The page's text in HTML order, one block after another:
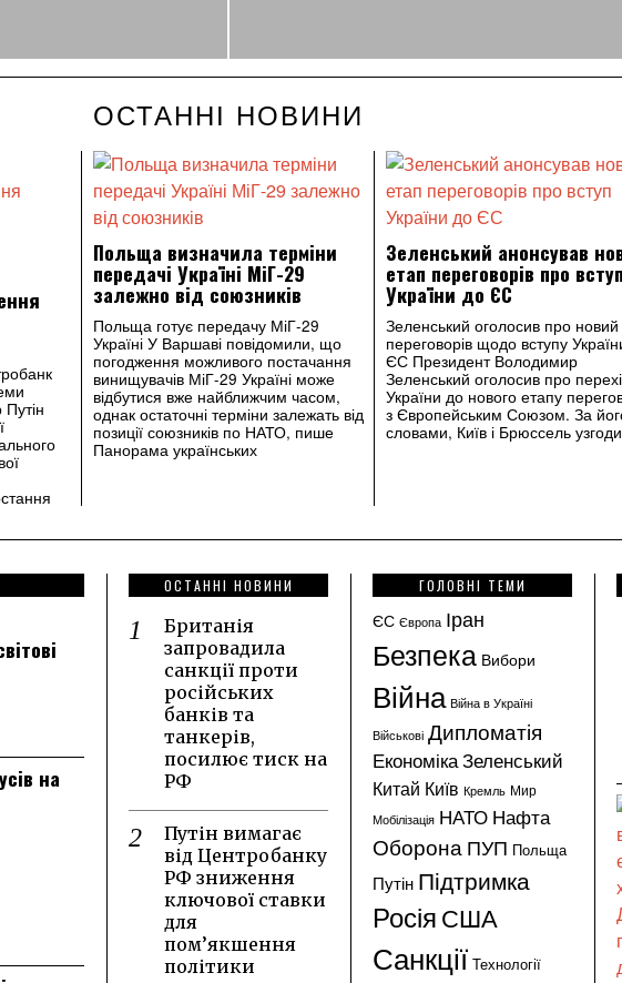
ОСТАННІ НОВИНИ
Польща визначила терміни
передачі Україні МіГ-29
залежно від союзників
Польща готує передачу МіГ-29
Україні У Варшаві повідомили, що
погодження можливого постачання
винищувачів МіГ-29 Україні може
відбутися вже найближчим часом,
однак остаточні терміни залежать від
позиції союзників по НАТО, пише
Панорама українських
Зеленський анонсував
етап переговорів про вступ
України до ЄС
Зеленський оголосив про новий
переговорів щодо вступу
ЄС Президент Володимир
Зеленський оголосив про
України до нового етапу
з Європейським Союзом. За
словами, Київ і Брюссель
на
ОСТАННІ НОВИНИ
Британія
запровадила
санкції проти
російських
банків та
танкерів,
посилює тиск на
РФ
Путін вимагає
від Центробанку
РФ зниження
ключової ставки
для
пом’якшення
політики
ГОЛОВНІ ТЕМИ
ЄС Європа Іран
Безпека Вибори
Війна Війна в Україні
Військові Дипломатія
ЕкономікаЗеленський
Китай Київ Кремль Мир
Мобілізація НАТО Нафта
Оборона ПУП Польща
Путін Підтримка
РосіяСША
Санкції Технології